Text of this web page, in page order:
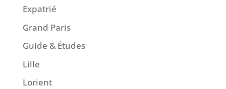
Expatrié
Grand Paris
Guide & Études
Lille
Lorient